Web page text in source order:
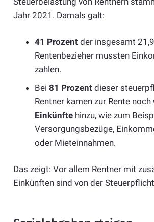
Jahr 2021. Damals galt:
41 Prozent der insgesamt
Rentenbezieher mussten
zahlen.
Bei 81 Prozent dieser
Rentner kamen zur Rente noch
Einkünfte hinzu, wie zum
Versorgungsbezüge,
oder Mieteinnahmen.
Das zeigt: Vor allem Rentner mit
Einkünften sind von der